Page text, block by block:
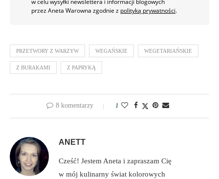
w celu wysyłki newslettera i informacji blogowych
przez Aneta Warowna zgodnie z polityką prywatności.
PRZETWORY Z WARZYW WEGAŃSKIE WEGETARIAŃSKIE
Z BURAKAMI Z PAPRYKĄ
8 komentarzy 1
ANETT
Cześć! Jestem Aneta i zapraszam Cię
w mój kulinarny świat kolorowych